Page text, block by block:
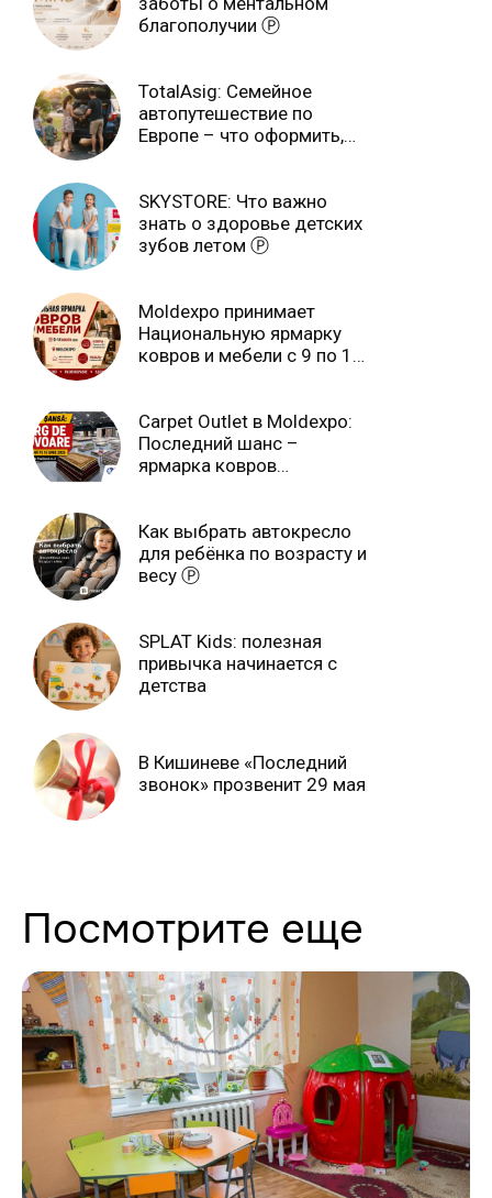
благополучии Ⓟ
TotalAsig: Семейное
автопутешествие по
Европе – что оформить,
SKYSTORE: Что важно
знать о здоровье детских
зубов летом Ⓟ
Moldexpo принимает
Национальную ярмарку
ковров и мебели с 9 по 14
Carpet Outlet в Moldexpo:
Последний шанс –
ярмарка ковров
Как выбрать автокресло
для ребёнка по возрасту и
весу Ⓟ
SPLAT Kids: полезная
привычка начинается с
детства
В Кишиневе «Последний
звонок» прозвенит 29 мая
Посмотрите еще